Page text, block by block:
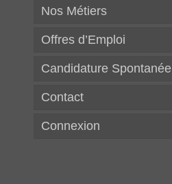
Nos Métiers
Offres d’Emploi
Candidature Spontanée
Contact
Connexion